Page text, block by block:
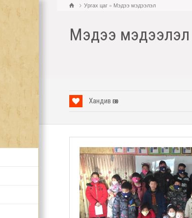
Ургах цаг » Мэдээ мэдээлэл
Мэдээ мэдээлэл
Хандив өгөх